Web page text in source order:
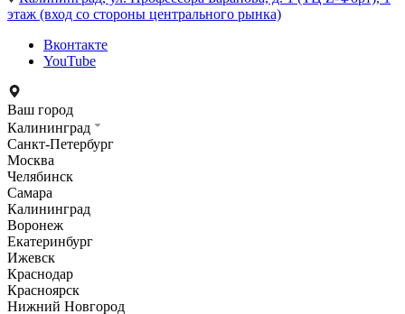
этаж (вход со стороны центрального рынка)
Вконтакте
YouTube
Ваш город
Калининград
Санкт-Петербург
Москва
Челябинск
Самара
Калининград
Воронеж
Екатеринбург
Ижевск
Краснодар
Красноярск
Нижний Новгород